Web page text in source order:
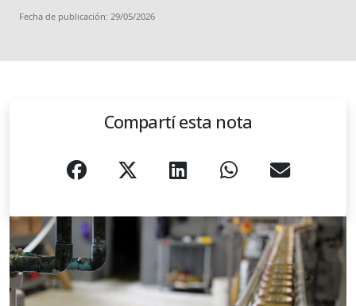
Fecha de publicación: 29/05/2026
Compartí esta nota